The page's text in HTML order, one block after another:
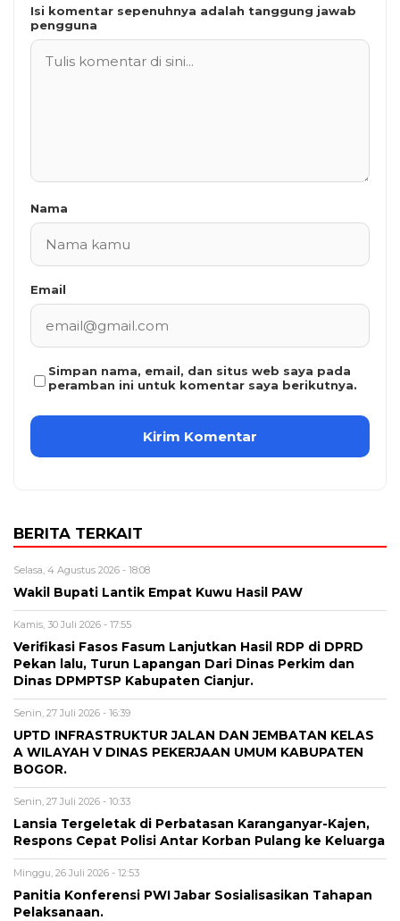
Isi komentar sepenuhnya adalah tanggung jawab
pengguna
Nama
Email
Simpan nama, email, dan situs web saya pada
peramban ini untuk komentar saya berikutnya.
BERITA TERKAIT
Selasa, 4 Agustus 2026 - 18:08
Wakil Bupati Lantik Empat Kuwu Hasil PAW
Kamis, 30 Juli 2026 - 17:55
Verifikasi Fasos Fasum Lanjutkan Hasil RDP di DPRD
Pekan lalu, Turun Lapangan Dari Dinas Perkim dan
Dinas DPMPTSP Kabupaten Cianjur.
Senin, 27 Juli 2026 - 16:39
UPTD INFRASTRUKTUR JALAN DAN JEMBATAN KELAS
A WILAYAH V DINAS PEKERJAAN UMUM KABUPATEN
BOGOR.
Senin, 27 Juli 2026 - 10:33
Lansia Tergeletak di Perbatasan Karanganyar-Kajen,
Respons Cepat Polisi Antar Korban Pulang ke Keluarga
Minggu, 26 Juli 2026 - 12:53
Panitia Konferensi PWI Jabar Sosialisasikan Tahapan
Pelaksanaan.